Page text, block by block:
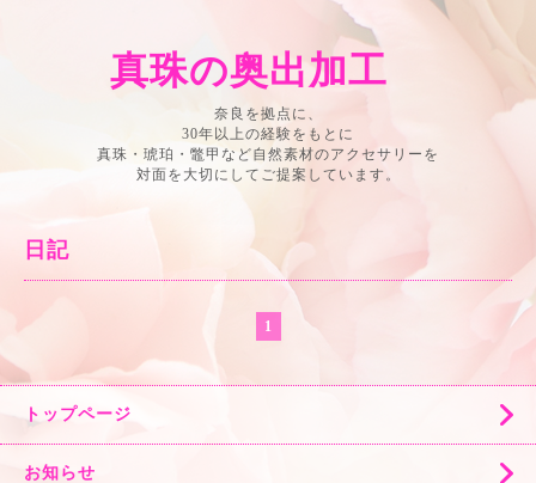
真珠の奥出加工
奈良を拠点に、
30年以上の経験をもとに
真珠・琥珀・鼈甲など自然素材のアクセサリーを
対面を大切にしてご提案しています。
日記
1
トップページ
お知らせ